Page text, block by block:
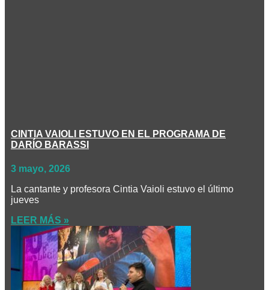
CINTIA VAIOLI ESTUVO EN EL PROGRAMA DE
DARÍO BARASSI
3 mayo, 2026
La cantante y profesora Cintia Vaioli estuvo el último
jueves
LEER MÁS »